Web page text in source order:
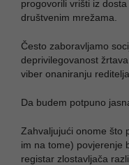
progovorili vrišti iz
društvenim mrežama.
Često zaboravljamo
deprivilegovanost
viber onaniranju reditelja.
Da budem potpuno
Zahvaljujući onome što
im na tome) povjerenje
registar zlostavljača